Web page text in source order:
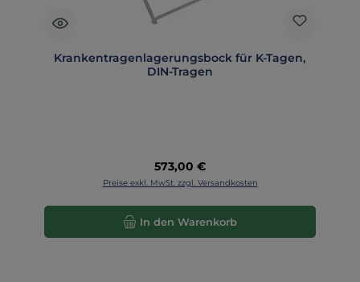
Krankentragenlagerungsbock für K-Tagen,
DIN-Tragen
Regulärer Preis:
573,00 €
Preise exkl. MwSt. zzgl. Versandkosten
In den Warenkorb